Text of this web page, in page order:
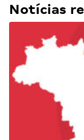
Notícias